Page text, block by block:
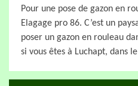
Pour une pose de gazon en
Elagage pro 86. C’est un
poser un gazon en rouleau
si vous êtes à Luchapt, dans